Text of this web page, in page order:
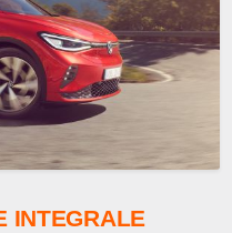
INTEGRALE